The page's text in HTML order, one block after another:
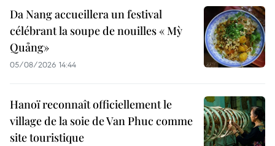
Da Nang accueillera un festival
célébrant la soupe de nouilles « Mỳ
Quảng»
05/08/2026 14:44
Hanoï reconnaît officiellement le
village de la soie de Van Phuc comme
site touristique